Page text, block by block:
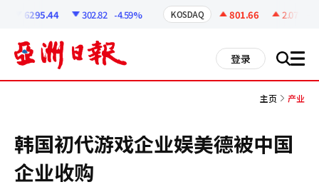
6295.44 302.82 -4.59% KOSDAQ 801.66 2.07
登录 搜 all
主页 产业
韩国初代游戏企业娱美德被中国
企业收购